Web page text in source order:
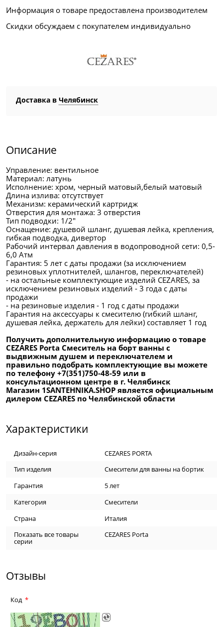
Информация о товаре предоставлена производителем
Скидки обсуждаем с покупателем индивидуально
Доставка в Челябинск
Описание
Управление: вентильное
Материал: латунь
Исполнение: хром, черный матовый,белый матовый
Длина излива: отсутствует
Механизм: керамический картридж
Отверстия для монтажа: 3 отверстия
Тип подводки: 1/2"
Оснащение: душевой шланг, душевая лейка, крепления,
гибкая подводка, дивертор
Рабочий интервал давления в водопроводной сети: 0,5-
6,0 Атм
Гарантия: 5 лет с даты продажи (за исключением
резиновых уплотнителей, шлангов, переключателей)
- на остальные комплектующие изделий CEZARES, за
исключением резиновых изделий - 3 года с даты
продажи
- на резиновые изделия - 1 год с даты продажи
Гарантия на аксессуары к смесителю (гибкий шланг,
душевая лейка, держатель для лейки) составляет 1 год
Получить дополнительную информацию о товаре
CEZARES Porta Смеситель на борт ванны с
выдвижным душем и переключателем и
правильно подобрать комплектующие вы можете
по телефону +7(351)750-48-59 или в
консультационном центре в г. Челябинск
Магазин 1SANTEHNIKA.SHOP является официальным
дилером CEZARES по Челябинской области
Характеристики
Дизайн-серия
CEZARES PORTA
Тип изделия
Смесители для ванны на бортик
Гарантия
5 лет
Категория
Смесители
Страна
Италия
Показать все товары
серии
CEZARES Porta
Отзывы
Код